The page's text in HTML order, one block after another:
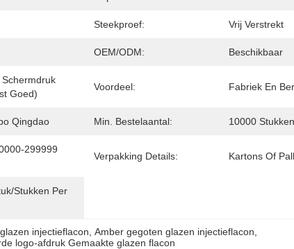
Steekproef: Vrij Verstrekt
OEM/ODM: Beschikbaar
Goed)
Voordeel: Fabriek En
Qingdao Min. Bestelaantal: 10000 Stukken
299999
Verpakking Details: Kartons Of
Stukken Per
injectieflacon , Amber gegoten glazen injectieflacon
logo-afdruk Gemaakte glazen flacon